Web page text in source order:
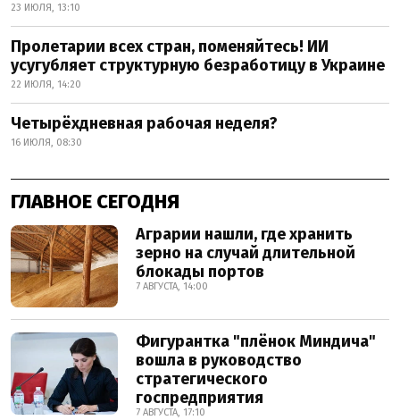
23 ИЮЛЯ, 13:10
Пролетарии всех стран, поменяйтесь! ИИ
усугубляет структурную безработицу в Украине
22 ИЮЛЯ, 14:20
Четырёхдневная рабочая неделя?
16 ИЮЛЯ, 08:30
ГЛАВНОЕ СЕГОДНЯ
Аграрии нашли, где хранить
зерно на случай длительной
блокады портов
7 АВГУСТА, 14:00
Фигурантка "плёнок Миндича"
вошла в руководство
стратегического
госпредприятия
7 АВГУСТА, 17:10